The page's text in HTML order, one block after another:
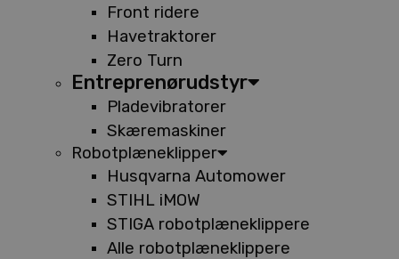
Front ridere
Havetraktorer
Zero Turn
Entreprenørudstyr
Pladevibratorer
Skæremaskiner
Robotplæneklipper
Husqvarna Automower
STIHL iMOW
STIGA robotplæneklippere
Alle robotplæneklippere